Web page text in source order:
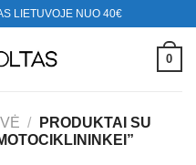
LIETUVOJE NUO 40€
0
/
PRODUKTAI SU